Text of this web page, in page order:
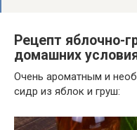
Рецепт яблочно-
домашних
Очень ароматным и
сидр из яблок и груш: